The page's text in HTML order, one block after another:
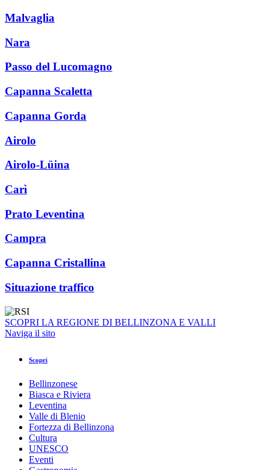
Malvaglia
Nara
Passo del Lucomagno
Capanna Scaletta
Capanna Gorda
Airolo
Airolo-Lüina
Carì
Prato Leventina
Campra
Capanna Cristallina
Situazione traffico
SCOPRI LA REGIONE DI BELLINZONA E VALLI
Naviga il sito
Scopri
Bellinzonese
Biasca e Riviera
Leventina
Valle di Blenio
Fortezza di Bellinzona
Cultura
UNESCO
Eventi